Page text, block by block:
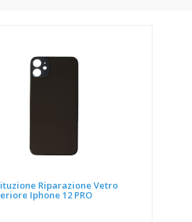
Riparazione Vetro
Iphone 12 PRO